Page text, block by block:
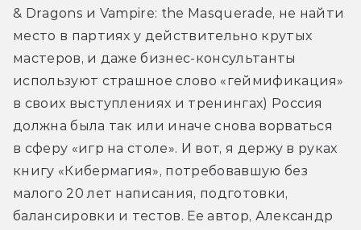
& Dragons и Vampire: the Masquerade, не найти
место в партиях у действительно крутых
мастеров, и даже бизнес-консультанты
используют страшное слово «геймификация»
в своих выступлениях и тренингах) Россия
должна была так или иначе снова ворваться
в сферу «игр на столе». И вот, я держу в руках
книгу «Кибермагия», потребовавшую без
малого 20 лет написания, подготовки,
балансировки и тестов. Ее автор, Александр